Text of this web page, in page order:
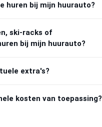
huren bij mijn huurauto?
ski-racks of
bij mijn huurauto?
extra's?
kosten van toepassing?